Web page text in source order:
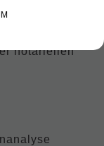
und
notariellen